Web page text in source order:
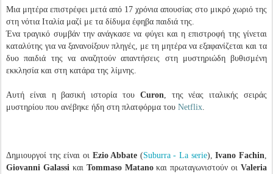
Μια μητέρα επιστρέφει μετά από 17 χρόνια απουσίας στο μικρό χωριό της
στη νότια Ιταλία μαζί με τα δίδυμα έφηβα παιδιά της.
Ένα τραγικό συμβάν την ανάγκασε να φύγει και η επιστροφή της γίνεται
καταλύτης για να ξανανοίξουν πληγές, με τη μητέρα να εξαφανίζεται και τα
δυο παιδιά της να αναζητούν απαντήσεις στη μυστηριώδη βυθισμένη
εκκλησία και στη κατάρα της λίμνης.
Αυτή είναι η βασική ιστορία του Curon, της νέας ιταλικής σειράς
μυστηρίου που ανέβηκε ήδη στη πλατφόρμα του Netflix.
Δημιουργοί της είναι οι Ezio Abbate (Suburra - La serie),Ivano Fachin,
Giovanni Galassiκαι Tommaso Matanoκαι πρωταγωνιστούν οι Valeria